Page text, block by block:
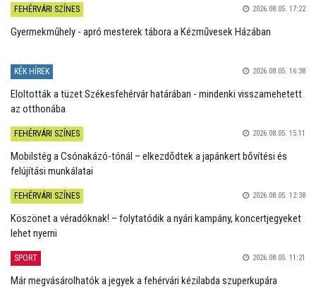
FEHÉRVÁRI SZÍNES 2026.08.05. 17:22
Gyermekműhely - apró mesterek tábora a Kézművesek Házában
KÉK HÍREK 2026.08.05. 16:38
Eloltották a tüzet Székesfehérvár határában - mindenki visszamehetett
az otthonába
FEHÉRVÁRI SZÍNES 2026.08.05. 15:11
Mobilstég a Csónakázó-tónál – elkezdődtek a japánkert bővítési és
felújítási munkálatai
FEHÉRVÁRI SZÍNES 2026.08.05. 12:38
Köszönet a véradóknak! – folytatódik a nyári kampány, koncertjegyeket
lehet nyerni
SPORT 2026.08.05. 11:21
Már megvásárolhatók a jegyek a fehérvári kézilabda szuperkupára